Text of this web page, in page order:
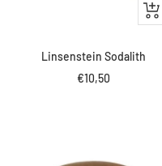
IN
DEN
Linsenstein Sodalith
Angebotspreis
€10,50